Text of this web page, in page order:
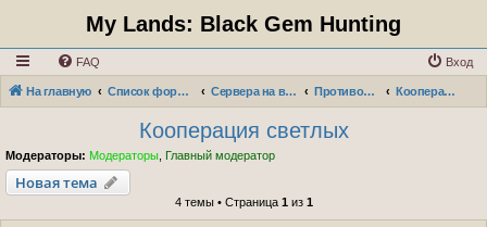
My Lands: Black Gem Hunting
FAQ Вход
На главную Список форумов Сервера на выживание "Война фракций" Противостояние: Мир Пифия Кооперация светлых
Кооперация светлых
Модераторы: Модераторы Главный модератор
Новая тема
4 темы • Страница 1из 1